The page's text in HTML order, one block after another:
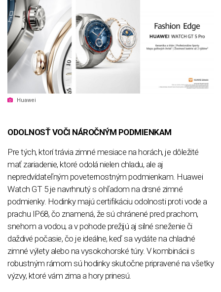
Huawei
ODOLNOSŤ VOČI NÁROČNÝM PODMIENKAM
Pre tých, ktorí trávia zimné mesiace na horách, je dôležité
mať zariadenie, ktoré odolá nielen chladu, ale aj
nepredvídateľným poveternostným podmienkam. Huawei
Watch GT 5 je navrhnutý s ohľadom na drsné zimné
podmienky. Hodinky majú certifikáciu odolnosti proti vode a
prachu IP68, čo znamená, že sú chránené pred prachom,
snehom a vodou, a v pohode prežijú aj silné sneženie či
daždivé počasie, čo je ideálne, keď sa vydáte na chladné
zimné výlety alebo na vysokohorské túry. V kombinácii s
robustným rámom sú hodinky skutočne pripravené na všetky
výzvy, ktoré vám zima a hory prinesú.